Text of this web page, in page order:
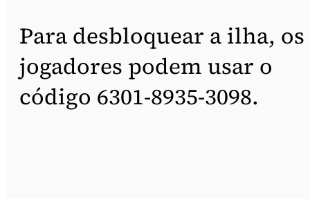
Para desbloquear a ilha, os
jogadores podem usar o
código 6301-8935-3098.